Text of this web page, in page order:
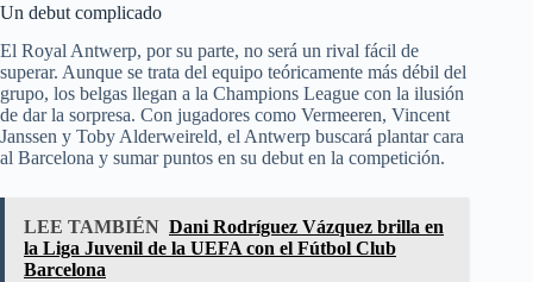
Un debut complicado
El Royal Antwerp, por su parte, no será un rival fácil de
superar. Aunque se trata del equipo teóricamente más débil del
grupo, los belgas llegan a la Champions League con la ilusión
de dar la sorpresa. Con jugadores como Vermeeren, Vincent
Janssen y Toby Alderweireld, el Antwerp buscará plantar cara
al Barcelona y sumar puntos en su debut en la competición.
LEE TAMBIÉN Dani Rodríguez Vázquez brilla en
la Liga Juvenil de la UEFA con el Fútbol Club
Barcelona